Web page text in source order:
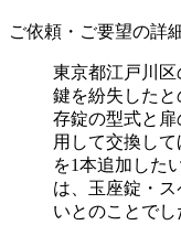
ご依頼・ご要望の詳
東京都江戸川
鍵を紛失した
存錠の型式と扉
用して交換し
を1本追加した
は、玉座錠・
いとのことでし